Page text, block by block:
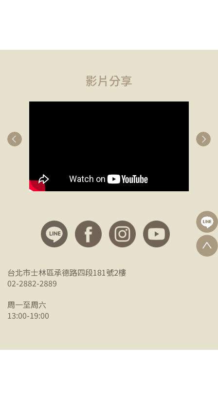
影片分享
台北市士林區承德路四段181號2樓
02-2882-2889
周一至周六
13:00-19:00